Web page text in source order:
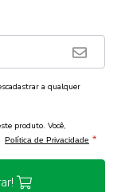
a qualquer
produto. Você,
Política de Privacidade *